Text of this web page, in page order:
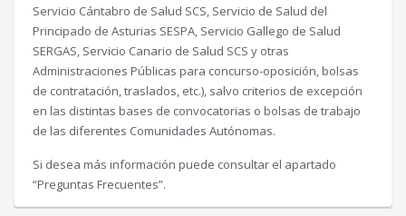
Servicio Cántabro de Salud SCS, Servicio de Salud del
Principado de Asturias SESPA, Servicio Gallego de Salud
SERGAS, Servicio Canario de Salud SCS y otras
Administraciones Públicas para concurso-oposición, bolsas
de contratación, traslados, etc.), salvo criterios de excepción
en las distintas bases de convocatorias o bolsas de trabajo
de las diferentes Comunidades Autónomas.
Si desea más información puede consultar el apartado
“Preguntas Frecuentes”.